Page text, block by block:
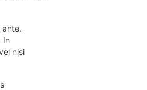
ante.
In
nisi